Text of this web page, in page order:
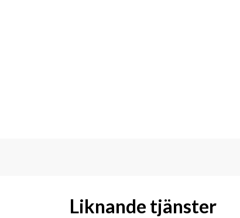
Liknande tjänster